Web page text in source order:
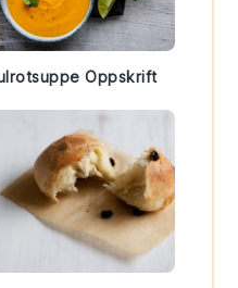
Oppskrift